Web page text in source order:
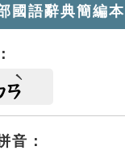
國語辭典簡編本
ㄢ
音：